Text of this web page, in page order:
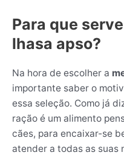
Para que
lhasa apso?
Na hora de escolher a
importante saber o
essa seleção. Como já
ração é um alimento
cães, para encaixar-se
atender a todas as suas